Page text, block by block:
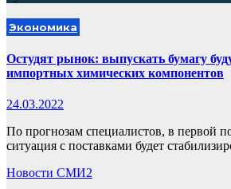
Экономика
Остудят рынок: выпускать бумагу
импортных химических компонентов
24.03.2022
По прогнозам специалистов, в первой
ситуация с поставками будет
Новости СМИ2